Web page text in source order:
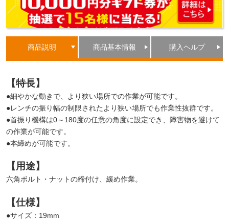
商品説明 商品基本情報 購入ヘルプ
【特長】
●細やかな動きで、より狭い場所での作業が可能です。
●レンチの振り幅の制限されたより狭い場所でも作業性抜群です。
●首振り機構は0～180度の任意の角度に設定でき、障害物を避けて
の作業が可能です。
●本締めが可能です。
【用途】
六角ボルト・ナットの締付け、緩め作業。
【仕様】
●サイズ：19mm